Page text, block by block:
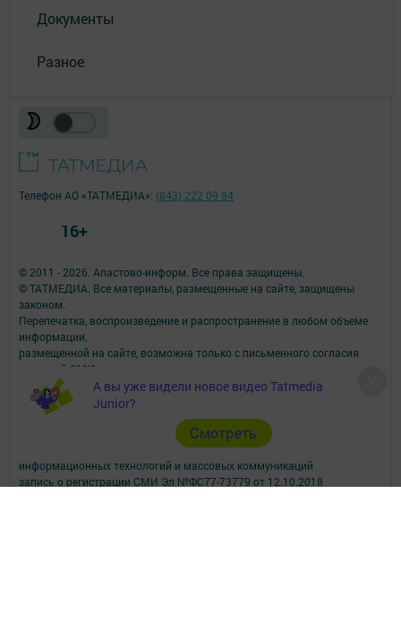
Документы
Разное
А вы уже видели новое видео Tatmedia
Junior?
Cмотреть
© 2011 - 2026. Апастово-информ. Все права защищены.
© ТАТМЕДИА. Все материалы, размещенные на сайте, защищены
законом.
Перепечатка, воспроизведение и распространение в любом объеме
информации,
размещенной на сайте, возможна только с письменного согласия
редакций СМИ.
При поддержке Республиканского агентства по печати и массовым
коммуникациям.
Наименование СМИ: Апастово-информ
СМИ зарегистрировано Федеральной службой по надзору в сфере
информационных технологий и массовых коммуникаций
запись о регистрации СМИ Эл №ФС77-73779 от 12.10.2018
Телефон АО «ТАТМЕДИА»: (843) 222 09 84
16+